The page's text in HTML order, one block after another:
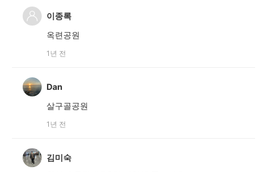
이종록
옥련공원
1년 전
Dan
살구골공원
1년 전
김미숙